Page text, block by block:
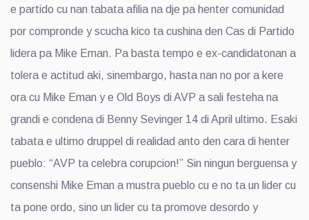
e partido cu nan tabata afilia na dje pa henter comunidad
por compronde y scucha kico ta cushina den Cas di Partido
lidera pa Mike Eman. Pa basta tempo e ex-candidatonan a
tolera e actitud aki, sinembargo, hasta nan no por a kere
ora cu Mike Eman y e Old Boys di AVP a sali festeha na
grandi e condena di Benny Sevinger 14 di April ultimo. Esaki
tabata e ultimo druppel di realidad anto den cara di henter
pueblo: “AVP ta celebra corupcion!” Sin ningun berguensa y
consenshi Mike Eman a mustra pueblo cu e no ta un lider cu
ta pone ordo, sino un lider cu ta promove desordo y